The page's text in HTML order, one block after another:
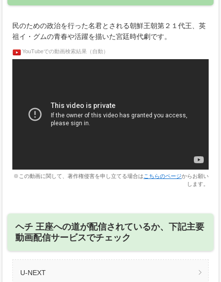
民のための政治を行った名君とされる朝鮮王朝第２１代王、英
祖イ・グムの青春や活躍を描いた宮廷時代劇です。
YouTubeでの動画検索結果（自動）
※この動画に関して、著作権侵害を申し立てる場合は こちらのページからお願い
します。
ヘチ 王座への道が配信されているか、下記主要
動画配信サービスでチェック
U-NEXT